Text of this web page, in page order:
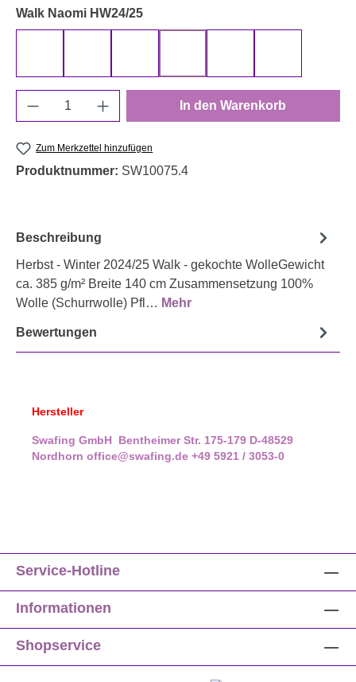
Walk Naomi HW24/25auswählen
Produkt Anzahl: Gib den gewünschten
In den Warenkorb
Zum Merkzettel hinzufügen
Produktnummer: SW10075.4
Beschreibung
Herbst - Winter 2024/25 Walk - gekochte WolleGewicht
ca. 385 g/m² Breite 140 cm Zusammensetzung 100%
Wolle (Schurrwolle) Pfl… Mehr
Bewertungen
Hersteller
Swafing GmbH Bentheimer Str. 175-179 D-48529
Nordhorn office@swafing.de +49 5921 / 3053-0
Service-Hotline
Informationen
Shopservice